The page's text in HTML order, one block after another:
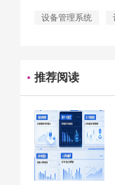
设备管理系统
推荐阅读